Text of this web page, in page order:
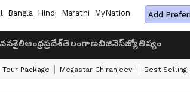
Bangla Hindi Marathi MyNation Add
ఆంధ్రప్రదేశ్తెలంగాణబిజినెస్జ్యోతిష్యం
Tour Package Megastar Chiranjeevi Best Selling